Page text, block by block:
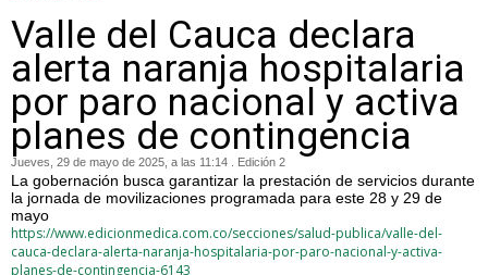
Valle del Cauca declara
alerta naranja hospitalaria
por paro nacional y activa
planes de contingencia
Jueves, 29 de mayo de 2025, a las 11:14 . Edición 2
La gobernación busca garantizar la prestación de servicios durante
la jornada de movilizaciones programada para este 28 y 29 de
mayo
https://www.edicionmedica.com.co/secciones/salud-publica/valle-del-
cauca-declara-alerta-naranja-hospitalaria-por-paro-nacional-y-activa-
planes-de-contingencia-6143